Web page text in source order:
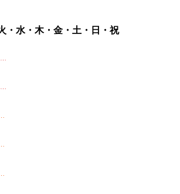
・水・木・金・土・日・祝
町>市民病院]
町>市民病院]
浦>西端小学校>油渕町>市民病院]
浦>西端小学校>油渕町>市民病院]
浦>西端小学校>油渕町>市民病院]